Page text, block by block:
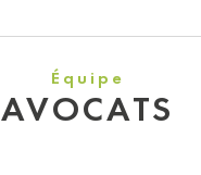
Équipe
AVOCATS